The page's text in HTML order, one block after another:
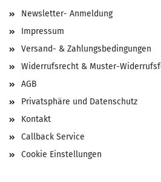
Newsletter- Anmeldung
Impressum
Versand- & Zahlungsbedingungen
Widerrufsrecht & Muster-
AGB
Privatsphäre und Datenschutz
Kontakt
Callback Service
Cookie Einstellungen